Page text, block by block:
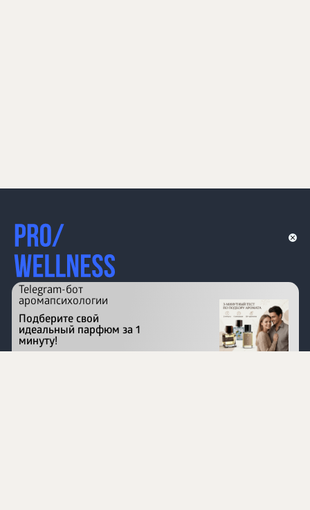
Перейти на сайт
Telegram-бот
аромапсихологии
Подберите свой
идеальный парфюм за 1
минуту!